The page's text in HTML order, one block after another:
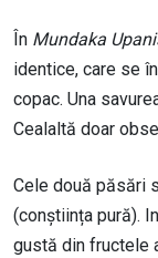
În Mundaka
identice, care se
copac. Una
Cealaltă doar
Cele două păsări
(conștiința pură).
gustă din fructele